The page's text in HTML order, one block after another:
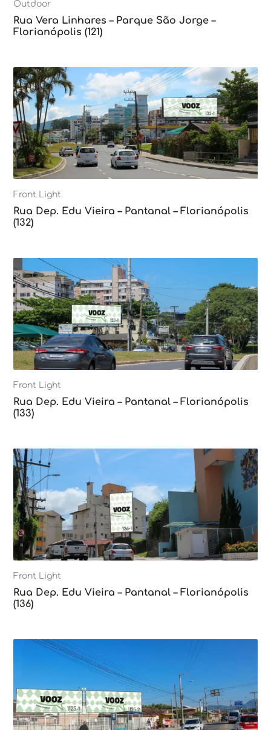
Outdoor
Rua Vera Linhares – Parque São Jorge –
Florianópolis (121)
Front Light
Rua Dep. Edu Vieira – Pantanal – Florianópolis
(132)
Front Light
Rua Dep. Edu Vieira – Pantanal – Florianópolis
(133)
Front Light
Rua Dep. Edu Vieira – Pantanal – Florianópolis
(136)